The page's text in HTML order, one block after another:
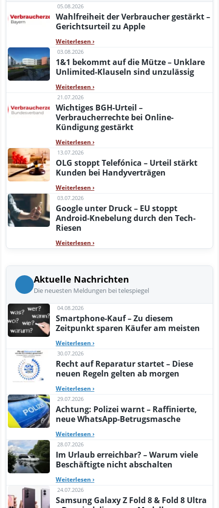
05.08.2026
Wahlfreiheit der Verbraucher gestärkt –
Gerichtsurteil zu Apple
Weiterlesen ›
03.08.2026
1&1 bekommt auf die Mütze – Unklare
Unlimited-Klauseln sind unzulässig
Weiterlesen ›
21.07.2026
Wichtiges BGH-Urteil –
Verbraucherrechte bei Online-
Kündigung gestärkt
Weiterlesen ›
13.07.2026
OLG stoppt Telefónica – Urteil stärkt
Kunden bei Handyverträgen
Weiterlesen ›
03.07.2026
Google unter Druck – EU stoppt
Android-Knebelung durch den Tech-
Riesen
Weiterlesen ›
Aktuelle Nachrichten
Die neuesten Meldungen bei telespiegel
04.08.2026
Smartphone-Kauf – Zu diesem
Zeitpunkt sparen Käufer am meisten
Weiterlesen ›
30.07.2026
Recht auf Reparatur startet – Diese
neuen Regeln gelten ab morgen
Weiterlesen ›
29.07.2026
Achtung: Polizei warnt – Raffinierte,
neue WhatsApp-Betrugsmasche
Weiterlesen ›
28.07.2026
Im Urlaub erreichbar? – Warum viele
Beschäftigte nicht abschalten
Weiterlesen ›
24.07.2026
Samsung Galaxy Z Fold 8 & Fold 8 Ultra